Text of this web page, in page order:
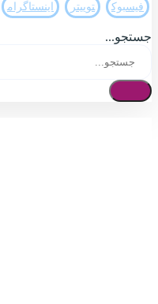
فيسبوک تويیتر اینستاگرام
جستجو...